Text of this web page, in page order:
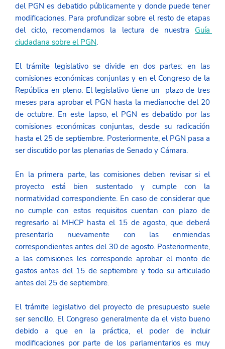
del PGN es debatido públicamente y donde puede tener
modificaciones. Para profundizar sobre el resto de etapas
del ciclo, recomendamos la lectura de nuestra Guía
ciudadana sobre el PGN.
El trámite legislativo se divide en dos partes: en las
comisiones económicas conjuntas y en el Congreso de la
República en pleno. El legislativo tiene un  plazo de tres
meses para aprobar el PGN hasta la medianoche del 20
de octubre. En este lapso, el PGN es debatido por las
comisiones económicas conjuntas, desde su radicación
hasta el 25 de septiembre. Posteriormente, el PGN pasa a
ser discutido por las plenarias de Senado y Cámara.
En la primera parte, las comisiones deben revisar si el
proyecto está bien sustentado y cumple con la
normatividad correspondiente. En caso de considerar que
no cumple con estos requisitos cuentan con plazo de
regresarlo al MHCP hasta el 15 de agosto, que deberá
presentarlo nuevamente con las enmiendas
correspondientes antes del 30 de agosto. Posteriormente,
a las comisiones les corresponde aprobar el monto de
gastos antes del 15 de septiembre y todo su articulado
antes del 25 de septiembre.
El trámite legislativo del proyecto de presupuesto suele
ser sencillo. El Congreso generalmente da el visto bueno
debido a que en la práctica, el poder de incluir
modificaciones por parte de los parlamentarios es muy